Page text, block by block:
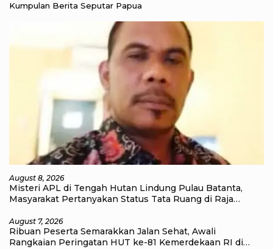
Kumpulan Berita Seputar Papua
August 8, 2026
Misteri APL di Tengah Hutan Lindung Pulau Batanta,
Masyarakat Pertanyakan Status Tata Ruang di Raja
August 7, 2026
Ribuan Peserta Semarakkan Jalan Sehat, Awali
Rangkaian Peringatan HUT ke-81 Kemerdekaan RI di